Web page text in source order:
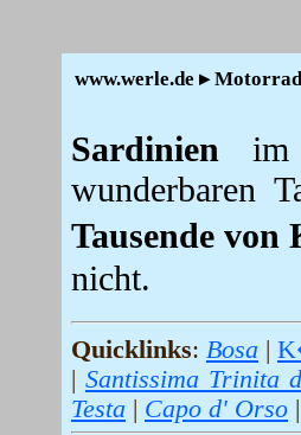
www.werle.de ▸
Sardinien im
wunderbaren
Tausende von
nicht.
Quicklinks: Bosa |
| Santissima Trinita
Testa | Capo d' Orso |